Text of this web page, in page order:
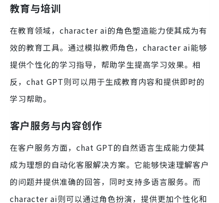
教育与培训
在教育领域，character ai的角色塑造能力使其成为有
效的教育工具。通过模拟教师角色，character ai能够
提供个性化的学习指导，帮助学生提高学习效果。相
反，chat GPT则可以用于生成教育内容和提供即时的
学习帮助。
客户服务与内容创作
在客户服务方面，chat GPT的自然语言生成能力使其
成为理想的自动化客服解决方案。它能够快速理解客户
的问题并提供准确的回答，同时支持多语言服务。而
character ai则可以通过角色扮演，提供更加个性化和